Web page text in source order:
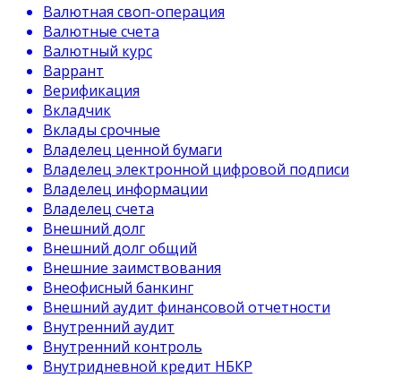
Валютная своп-операция
Валютные счета
Валютный курс
Варрант
Верификация
Вкладчик
Вклады срочные
Владелец ценной бумаги
Владелец электронной цифровой подписи
Владелец информации
Владелец счета
Внешний долг
Внешний долг общий
Внешние заимствования
Внеофисный банкинг
Внешний аудит финансовой отчетности
Внутренний аудит
Внутренний контроль
Внутридневной кредит НБКР